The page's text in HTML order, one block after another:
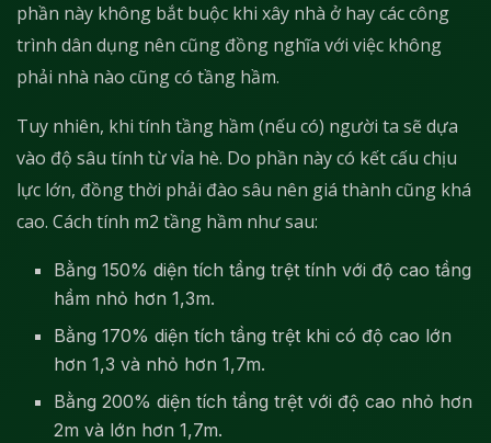
phần này không bắt buộc khi xây nhà ở hay các công
trình dân dụng nên cũng đồng nghĩa với việc không
phải nhà nào cũng có tầng hầm.
Tuy nhiên, khi tính tầng hầm (nếu có) người ta sẽ dựa
vào độ sâu tính từ vỉa hè. Do phần này có kết cấu chịu
lực lớn, đồng thời phải đào sâu nên giá thành cũng khá
cao. Cách tính m2 tầng hầm như sau:
Bằng 150% diện tích tầng trệt tính với độ cao tầng
hầm nhỏ hơn 1,3m.
Bằng 170% diện tích tầng trệt khi có độ cao lớn
hơn 1,3 và nhỏ hơn 1,7m.
Bằng 200% diện tích tầng trệt với độ cao nhỏ hơn
2m và lớn hơn 1,7m.